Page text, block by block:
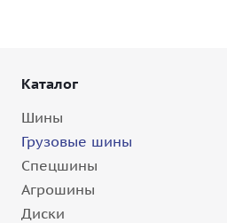
NR 701 154/150K M+S в
Каталог
Шины
Грузовые шины
Спецшины
Агрошины
Диски